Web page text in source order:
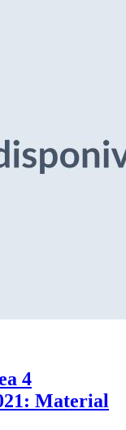
4
Material